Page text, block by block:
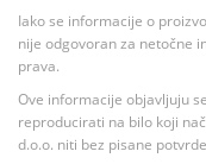
Iako se informacije o
nije odgovoran za netočne
prava.
Ove informacije objavljuju
reproducirati na bilo koji
d.o.o. niti bez pisane